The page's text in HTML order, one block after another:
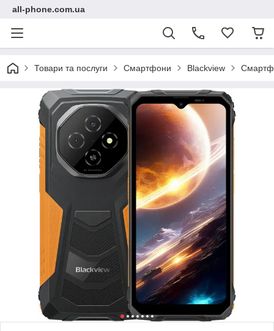
all-phone.com.ua
Товари та послуги Смартфони Blackview